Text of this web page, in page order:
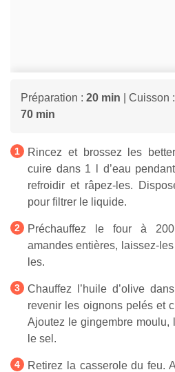
Préparation : 20 min | Cuisson :
70 min
Rincez et brossez les
cuire dans 1 l d’eau
refroidir et râpez-les.
pour filtrer le liquide.
Préchauffez le four à
amandes entières, laissez-
les.
Chauffez l’huile d’olive
revenir les oignons pelés et
Ajoutez le gingembre moulu,
le sel.
Retirez la casserole du feu.